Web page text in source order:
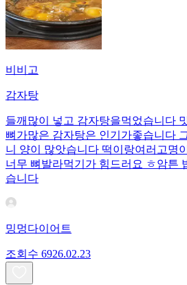
비비고
감자탕
들깨많이 넣고 감자탕을먹었습니다
뼈가많은 감자탕은 인기가좋습니다
니 양이 많앗습니다 떡이랑여러고명
너무 뼈발라먹기가 힘드러요 ㅎ암튼
습니다
밍멍다이어트
조회수 6926.02.23